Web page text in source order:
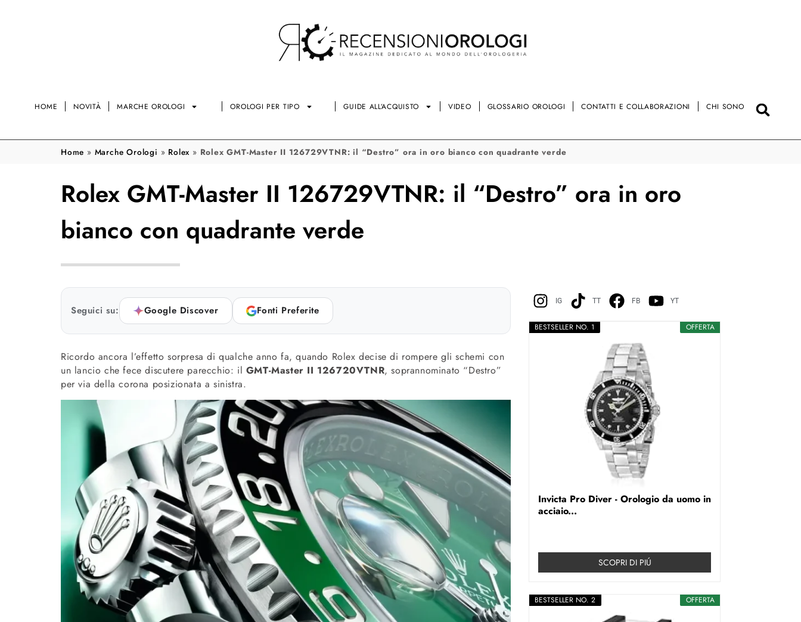
HOME NOVITÀ MARCHE OROLOGI OROLOGI PER TIPO GUIDE ALL’ACQUISTO VIDEO GLOSSARIO OROLOGI CONTATTI E COLLABORAZIONI CHI SONO
Home » Marche Orologi » Rolex » Rolex GMT-Master II 126729VTNR: il “Destro” ora in oro bianco con quadrante verde
Rolex GMT-Master II 126729VTNR: il “Destro” ora in oro
bianco con quadrante verde
Seguici su: Google Discover Fonti Preferite
Ricordo ancora l’effetto sorpresa di qualche anno fa, quando Rolex decise di rompere gli schemi con
un lancio che fece discutere parecchio: il GMT-Master II 126720VTNR, soprannominato “Destro”
per via della corona posizionata a sinistra.
IG TT FB YT
OFFERTA
BESTSELLER NO. 1
Invicta Pro Diver - Orologio da uomo in
acciaio...
SCOPRI DI PIÚ
OFFERTA
BESTSELLER NO. 2